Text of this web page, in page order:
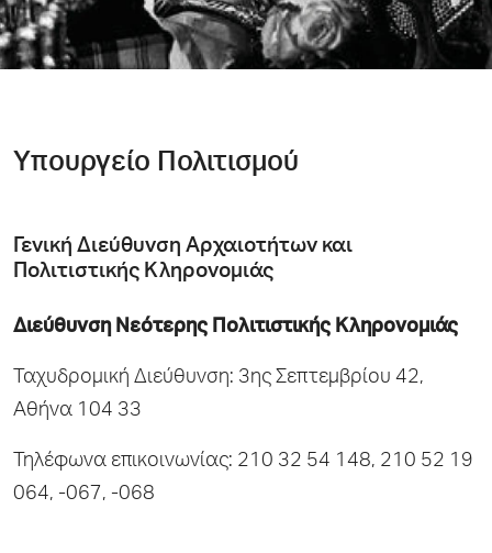
Yπουργείο Πολιτισμού
Γενική Διεύθυνση Αρχαιοτήτων και
Πολιτιστικής Κληρονομιάς
Διεύθυνση Νεότερης Πολιτιστικής Κληρονομιάς
Ταχυδρομική Διεύθυνση: 3ης Σεπτεμβρίου 42,
Αθήνα 104 33
Τηλέφωνα επικοινωνίας: 210 32 54 148, 210 52 19
064, -067, -068